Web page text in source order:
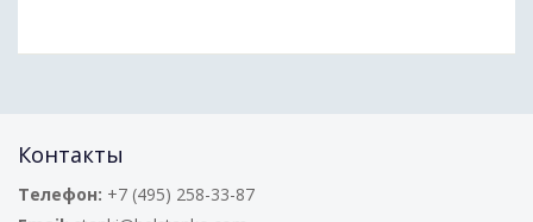
Контакты
Телефон: +7 (495) 258-33-87